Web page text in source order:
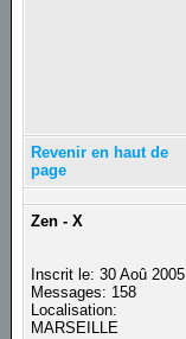
Revenir en haut de
page
Zen - X
Inscrit le: 30 Aoû 2005
Messages: 158
Localisation:
MARSEILLE